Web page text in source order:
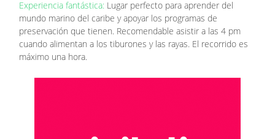
Experiencia fantástica: Lugar perfecto para aprender del
mundo marino del caribe y apoyar los programas de
preservación que tienen. Recomendable asistir a las 4 pm
cuando alimentan a los tiburones y las rayas. El recorrido es
máximo una hora.